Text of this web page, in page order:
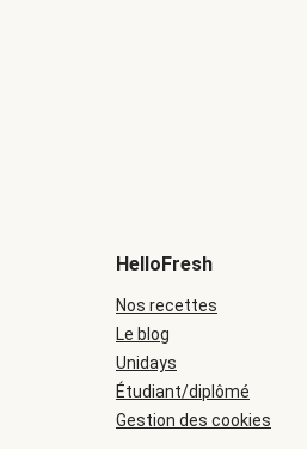
HelloFresh
Nos recettes
Le blog
Unidays
Étudiant/diplômé
Gestion des cookies